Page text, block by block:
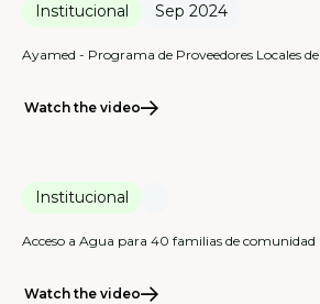
Institucional Sep 2024
Ayamed - Programa de Proveedores Locales
Watch the video
Institucional
Acceso a Agua para 40 familias de comunidad
Watch the video